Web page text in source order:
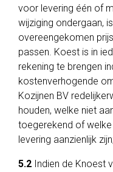
voor levering één of
wijziging ondergaan,
overeengekomen
passen. Koest is in
rekening te brengen
kostenverhogende
Kozijnen BV
houden, welke niet
toegerekend of
levering aanzienlijk
5.2 Indien de Knoest